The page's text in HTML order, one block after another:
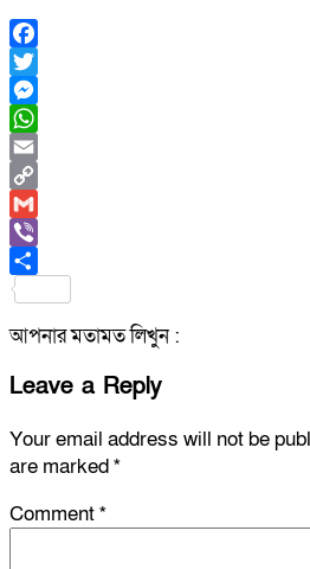
Facebook
Twitter
Messenger
WhatsApp
Email
Copy
Link
Gmail
Viber
আপনার মতামত লিখুন :
Leave a Reply
Your email address will not be
are marked*
Comment*